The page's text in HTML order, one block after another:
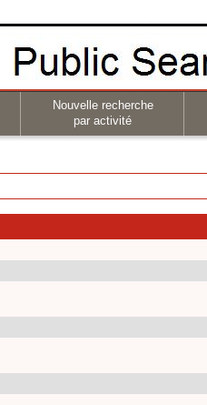
Nouvelle recherche
par activité